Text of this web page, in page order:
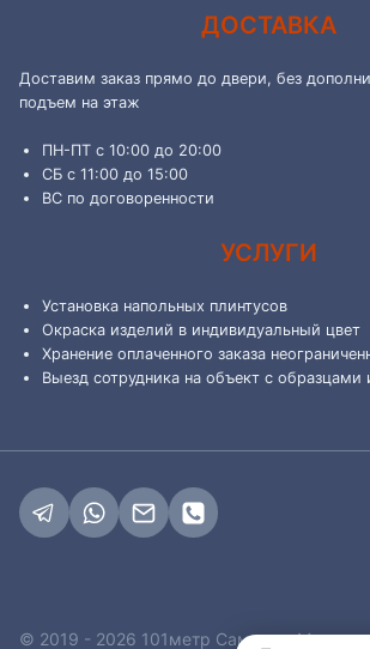
ДОСТАВКА
Доставим заказ прямо до двери, без
подъем на этаж
ПН-ПТ с 10:00 до 20:00
СБ с 11:00 до 15:00
ВС по договоренности
УСЛУГИ
Установка напольных плинтусов
Окраска изделий в индивидуальный цвет
Хранение оплаченного заказа
Выезд сотрудника на объект с образцами
© 2019 - 2026 101метр Самара - Магазин